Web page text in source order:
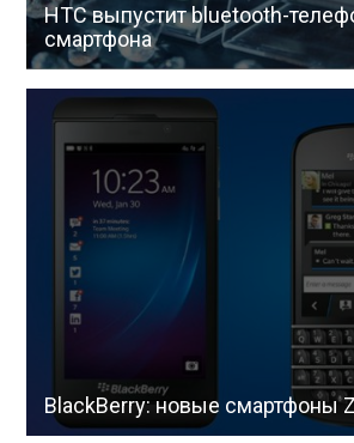
HTC выпустит bluetooth-
смартфона
BlackBerry: новые смартфоны